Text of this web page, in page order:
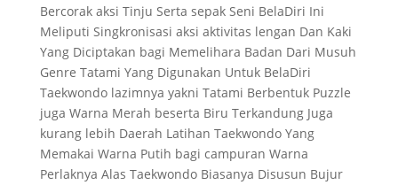
Bercorak aksi Tinju Serta sepak Seni BelaDiri Ini
Meliputi Singkronisasi aksi aktivitas lengan Dan Kaki
Yang Diciptakan bagi Memelihara Badan Dari Musuh
Genre Tatami Yang Digunakan Untuk BelaDiri
Taekwondo lazimnya yakni Tatami Berbentuk Puzzle
juga Warna Merah beserta Biru Terkandung Juga
kurang lebih Daerah Latihan Taekwondo Yang
Memakai Warna Putih bagi campuran Warna
Perlaknya Alas Taekwondo Biasanya Disusun Bujur